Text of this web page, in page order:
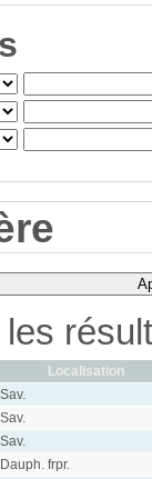
Localisation
Sav.
Sav.
Sav.
Dauph. frpr.